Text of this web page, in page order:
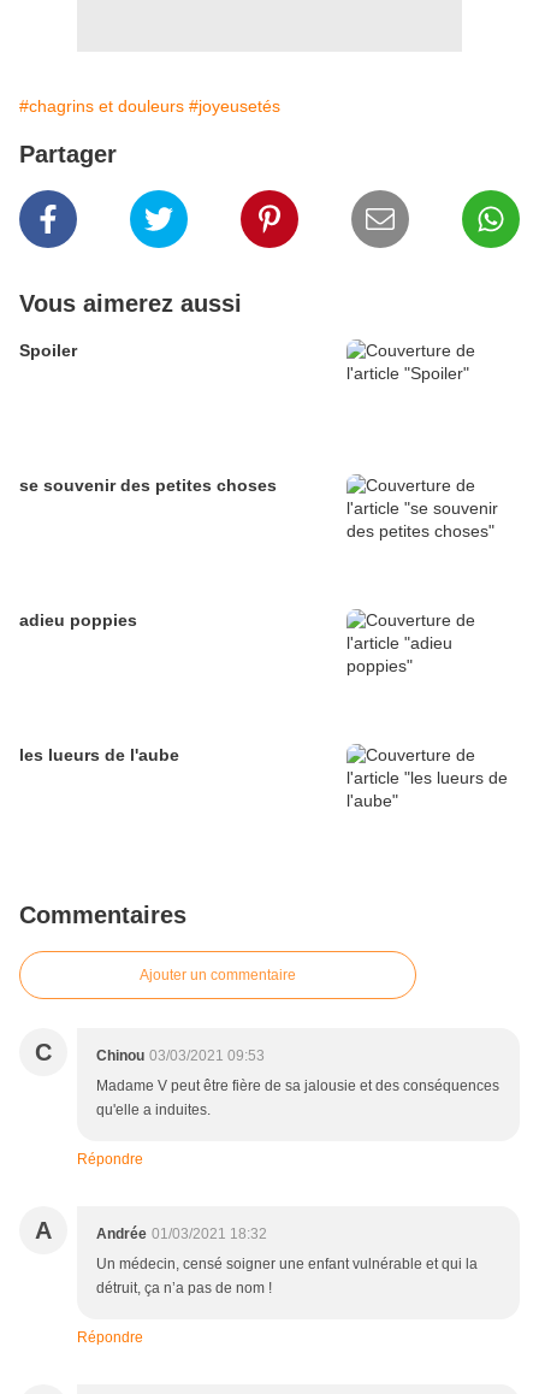
#chagrins et douleurs #joyeusetés
Partager
Vous aimerez aussi
Spoiler
se souvenir des petites choses
adieu poppies
les lueurs de l'aube
Commentaires
Ajouter un commentaire
C Chinou 03/03/2021 09:53
Madame V peut être fière de sa jalousie et des conséquences
qu'elle a induites.
Répondre
A Andrée 01/03/2021 18:32
Un médecin, censé soigner une enfant vulnérable et qui la
détruit, ça n’a pas de nom !
Répondre